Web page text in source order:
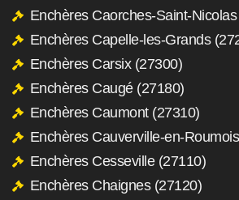
Enchères Caorches-Saint-
Enchères Capelle-les-Grands
Enchères Carsix (27300)
Enchères Caugé (27180)
Enchères Caumont (27310)
Enchères Cauverville-en-
Enchères Cesseville (27110)
Enchères Chaignes (27120)